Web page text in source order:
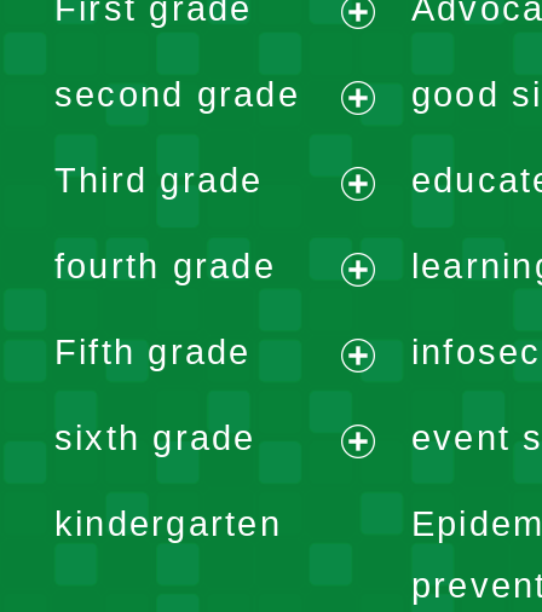
First grade
menu
second grade
menu
Third grade
menu
fourth grade
menu
Fifth grade
menu
sixth grade
kindergarten
good
event